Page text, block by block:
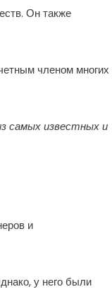
Он также
членом многих
самых известных и
и
у него были